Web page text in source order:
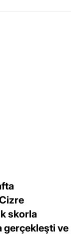
skorla
gerçekleşti ve